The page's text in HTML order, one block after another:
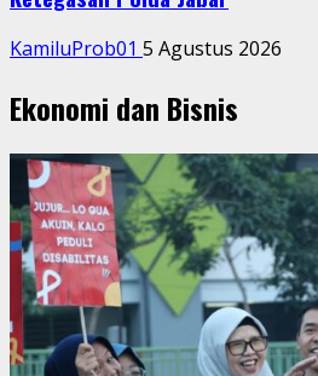
KamiluProb01 5 Agustus 2026
Ekonomi dan Bisnis